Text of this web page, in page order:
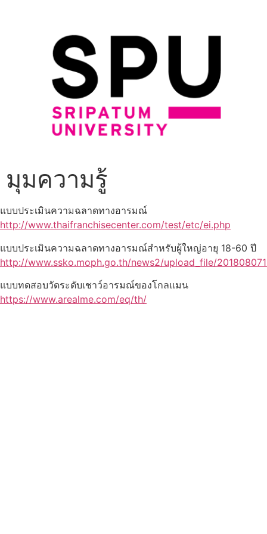
มุมความรู้
แบบประเมินความฉลาดทางอารมณ์
http://www.thaifranchisecenter.com/test/etc/ei.php
แบบประเมินความฉลาดทางอารมณ์สำหรับผู้ใหญ่อายุ 18-60 ปี
http://www.ssko.moph.go.th/news2/upload_file/
แบบทดสอบวัดระดับเชาว์อารมณ์ของโกลแมน
https://www.arealme.com/eq/th/